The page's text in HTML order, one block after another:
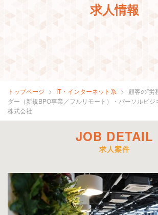
求人情報
トップページ IT・インターネット系
顧客の”労
ダー（新規BPO事業／フルリモート）・パーソルビ
株式会社
JOB DETAIL
求人案件